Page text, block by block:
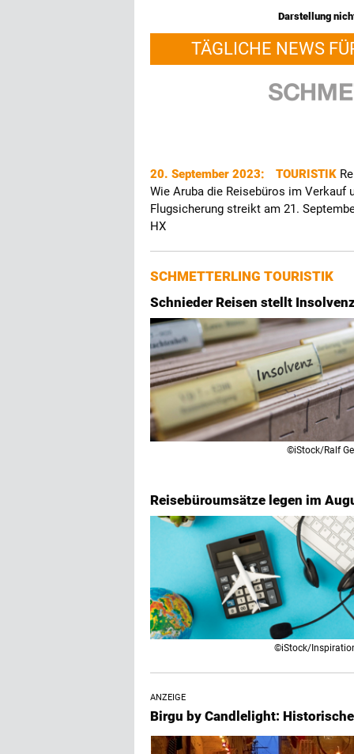
Darstellung
TÄGLICHE NEWS
20. September 2023: TOURISTIK
Wie Aruba die Reisebüros im Verkauf
Flugsicherung streikt am 21.
HX
SCHMETTERLING TOURISTIK
Schnieder Reisen stellt
©iStock/Ralf
Reisebüroumsätze legen im
©iStock/
ANZEIGE
Birgu by Candlelight: